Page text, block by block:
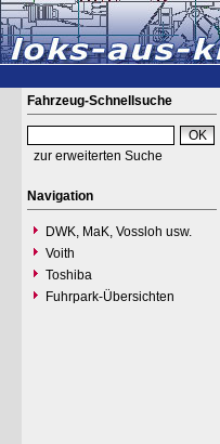
Fahrzeug-Schnellsuche
zur erweiterten Suche
Navigation
DWK, MaK, Vossloh usw.
Voith
Toshiba
Fuhrpark-Übersichten